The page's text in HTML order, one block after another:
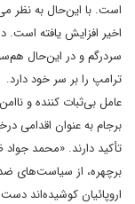
است. با این‌حال به نظر
اخیر افزایش یافته است.
سردرگم و در این‌حال
ترامپ را بر سر خود
عامل بی‌ثبات کننده و
برجام به عنوان اقدامی
تأکید دارند. «محمد جواد
برچهره، از سیاست‌های ضد
اروپائیان کوشیده‌اند